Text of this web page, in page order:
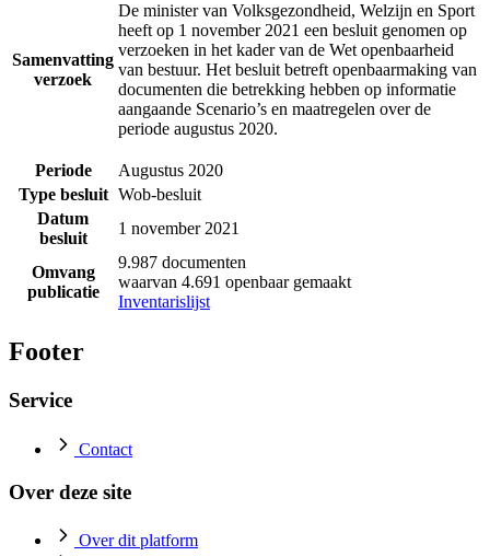
Samenvatting
verzoek
De minister van Volksgezondheid, Welzijn en Sport
heeft op 1 november 2021 een besluit genomen op
verzoeken in het kader van de Wet openbaarheid
van bestuur. Het besluit betreft openbaarmaking van
documenten die betrekking hebben op informatie
aangaande Scenario’s en maatregelen over de
periode augustus 2020.
Periode
Augustus 2020
Type besluit Wob-besluit
Datum
besluit
1 november 2021
Omvang
publicatie
9.987 documenten
waarvan 4.691 openbaar gemaakt
Inventarislijst
Footer
Service
Contact
Over deze site
Over dit platform